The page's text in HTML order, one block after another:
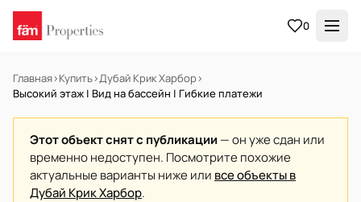
0
Главная›Купить›Дубай Крик Харбор›
Высокий этаж | Вид на бассейн | Гибкие платежи
Этот объект снят с публикации — он уже сдан или
временно недоступен. Посмотрите похожие
актуальные варианты ниже или все объекты в
Дубай Крик Харбор.